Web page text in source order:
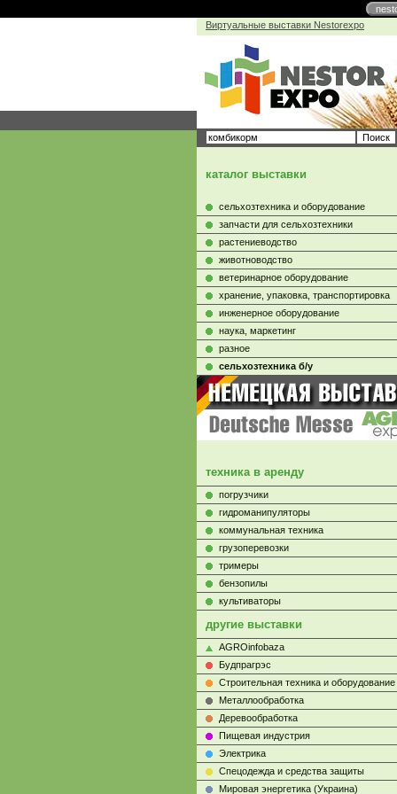
Виртуальные выставки Nestorexpo
каталог выставки
сельхозтехника и оборудование
запчасти для сельхозтехники
растениеводство
животноводство
ветеринарное оборудование
хранение, упаковка, транспортировка
инженерное оборудование
наука, маркетинг
разное
сельхозтехника б/у
техника в аренду
погрузчики
гидроманипуляторы
коммунальная техника
грузоперевозки
тримеры
бензопилы
культиваторы
другие выставки
AGROinfobaza
Будпрагрэс
Строительная техника и оборудование
Металлообработка
Деревообработка
Пищевая индустрия
Электрика
Cпецодежда и средства защиты
Мировая энергетика (Украина)